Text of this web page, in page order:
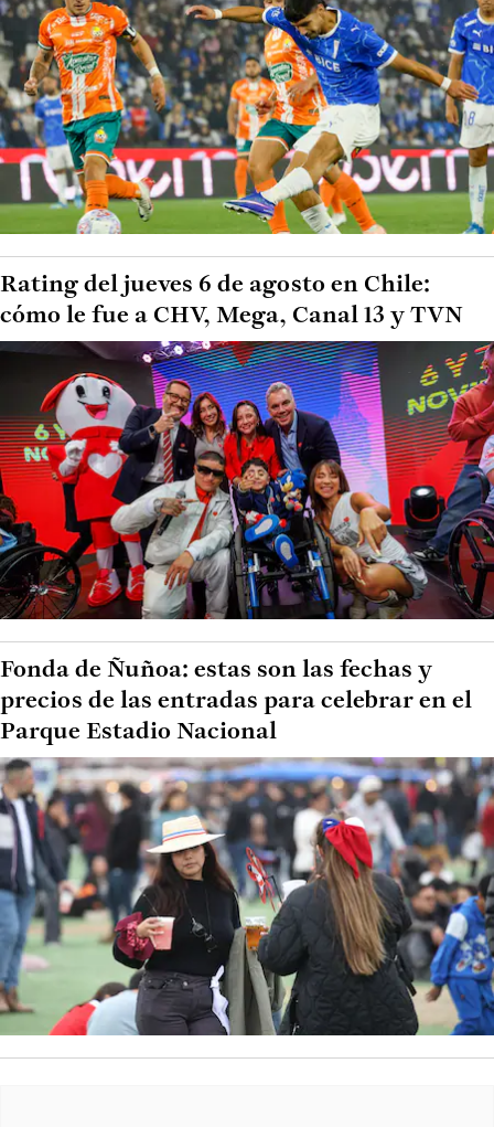
Rating del jueves 6 de agosto en Chile:
cómo le fue a CHV, Mega, Canal 13 y TVN
Fonda de Ñuñoa: estas son las fechas y
precios de las entradas para celebrar en el
Parque Estadio Nacional